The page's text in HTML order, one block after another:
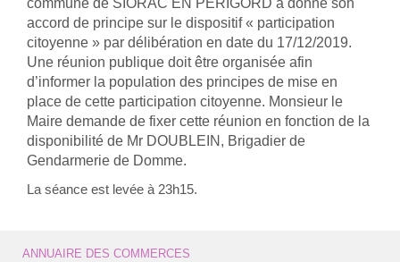
commune de SIORAC EN PERIGORD a donné son
accord de principe sur le dispositif « participation
citoyenne » par délibération en date du 17/12/2019.
Une réunion publique doit être organisée afin
d’informer la population des principes de mise en
place de cette participation citoyenne. Monsieur le
Maire demande de fixer cette réunion en fonction de la
disponibilité de Mr DOUBLEIN, Brigadier de
Gendarmerie de Domme.
La séance est levée à 23h15.
ANNUAIRE DES COMMERCES